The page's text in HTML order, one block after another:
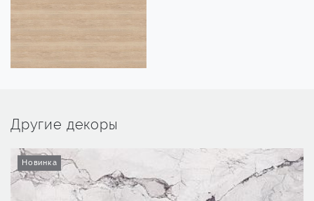
Другие декоры
Новинка